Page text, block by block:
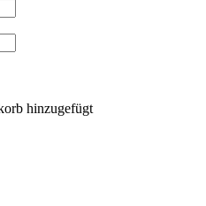
hinzugefügt